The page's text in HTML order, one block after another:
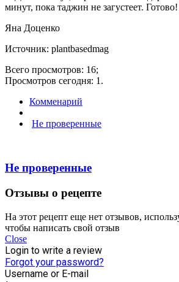
минут, пока таджин не загустеет. Готово!
Яна Доценко
Источник: plantbasedmag
Всего просмотров: 16;
Просмотров сегодня: 1.
Комменарий
Не проверенные
Не проверенные
Отзывы о рецепте
На этот рецепт еще нет отзывов,
чтобы написать свой отзыв
Close
Login to write a review
Forgot your password?
Username or E-mail